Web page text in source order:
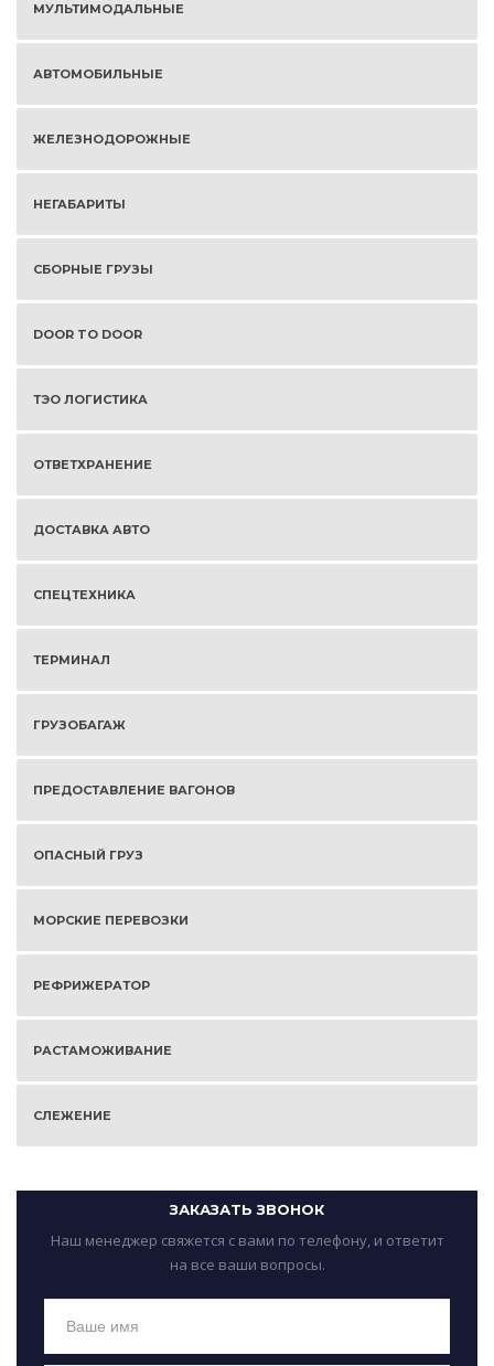
МУЛЬТИМОДАЛЬНЫЕ
АВТОМОБИЛЬНЫЕ
ЖЕЛЕЗНОДОРОЖНЫЕ
НЕГАБАРИТЫ
СБОРНЫЕ ГРУЗЫ
DOOR TO DOOR
ТЭО ЛОГИСТИКА
ОТВЕТХРАНЕНИЕ
ДОСТАВКА АВТО
СПЕЦТЕХНИКА
ТЕРМИНАЛ
ГРУЗОБАГАЖ
ПРЕДОСТАВЛЕНИЕ ВАГОНОВ
ОПАСНЫЙ ГРУЗ
МОРСКИЕ ПЕРЕВОЗКИ
РЕФРИЖЕРАТОР
РАСТАМОЖИВАНИЕ
СЛЕЖЕНИЕ
ЗАКАЗАТЬ ЗВОНОК
Наш менеджер свяжется с вами по телефону, и ответит
на все ваши вопросы.